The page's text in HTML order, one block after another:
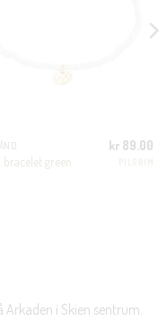
bracelet green
kr 89.00
i Skien sentrum.